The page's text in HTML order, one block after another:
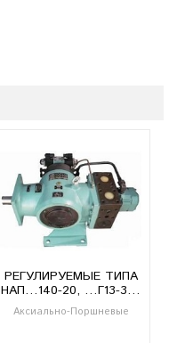
РЕГУЛИРУЕМЫЕ ТИПА
НАП…140-20, …Г13-3…
Аксиально-Поршневые